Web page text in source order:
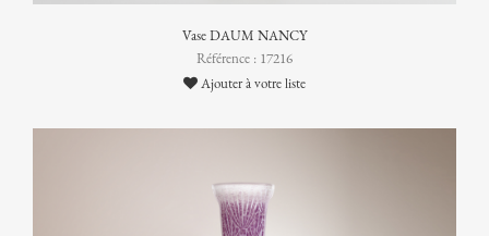
Vase DAUM NANCY
Référence : 17216
Ajouter à votre liste